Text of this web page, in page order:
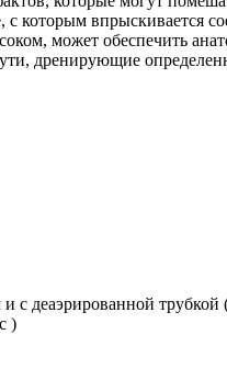
которым впрыскивается
может обеспечить
дренирующие
с деаэрированной
)